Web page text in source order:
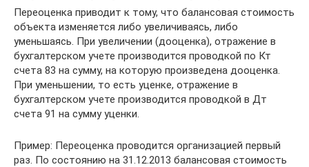
Переоценка приводит к тому, что балансовая стоимость
объекта изменяется либо увеличиваясь, либо
уменьшаясь. При увеличении (дооценка), отражение в
бухгалтерском учете производится проводкой по Кт
счета 83 на сумму, на которую произведена дооценка.
При уменьшении, то есть уценке, отражение в
бухгалтерском учете производится проводкой в Дт
счета 91 на сумму уценки.
Пример: Переоценка проводится организацией первый
раз. По состоянию на 31.12.2013 балансовая стоимость